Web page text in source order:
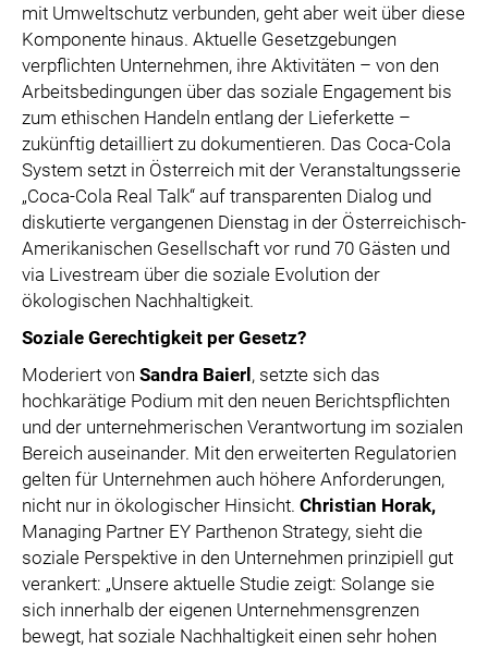
mit Umweltschutz verbunden, geht aber weit über diese
Komponente hinaus. Aktuelle Gesetzgebungen
verpflichten Unternehmen, ihre Aktivitäten – von den
Arbeitsbedingungen über das soziale Engagement bis
zum ethischen Handeln entlang der Lieferkette –
zukünftig detailliert zu dokumentieren. Das Coca-Cola
System setzt in Österreich mit der Veranstaltungsserie
„Coca-Cola Real Talk“ auf transparenten Dialog und
diskutierte vergangenen Dienstag in der Österreichisch-
Amerikanischen Gesellschaft vor rund 70 Gästen und
via Livestream über die soziale Evolution der
ökologischen Nachhaltigkeit.
Soziale Gerechtigkeit per Gesetz?
Moderiert von Sandra Baierl, setzte sich das
hochkarätige Podium mit den neuen Berichtspflichten
und der unternehmerischen Verantwortung im sozialen
Bereich auseinander. Mit den erweiterten Regulatorien
gelten für Unternehmen auch höhere Anforderungen,
nicht nur in ökologischer Hinsicht. Christian Horak,
Managing Partner EY Parthenon Strategy, sieht die
soziale Perspektive in den Unternehmen prinzipiell gut
verankert: „Unsere aktuelle Studie zeigt: Solange sie
sich innerhalb der eigenen Unternehmensgrenzen
bewegt, hat soziale Nachhaltigkeit einen sehr hohen